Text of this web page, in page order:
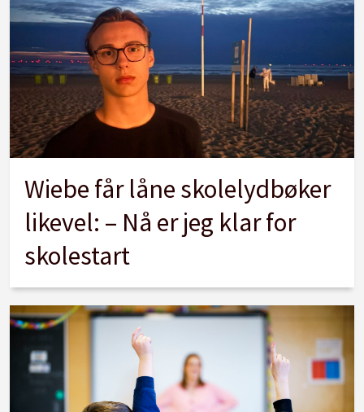
Wiebe får låne skolelydbøker
likevel: – Nå er jeg klar for
skolestart